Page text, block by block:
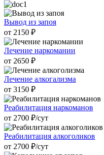
Вывод из запоя
от 2150 ₽
Лечение наркомании
от 2650 ₽
Лечение алкогализма
от 3150 ₽
Реабилитация наркоманов
от 2700 ₽/cут
Реабилитация алкоголиков
от 2700 ₽/cут